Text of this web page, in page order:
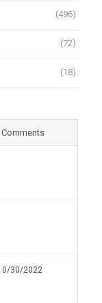
(496)
(72)
(18)
Comments
30/2022